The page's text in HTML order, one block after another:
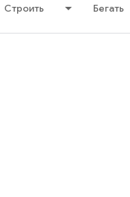
Строить Бегать